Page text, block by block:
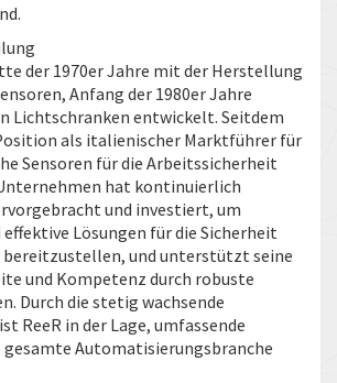
der 1970er Jahre mit der Herstellung
Anfang der 1980er Jahre
Lichtschranken entwickelt. Seitdem
als italienischer Marktführer für
Sensoren für die Arbeitssicherheit
hat kontinuierlich
und investiert, um
effektive Lösungen für die Sicherheit
und unterstützt seine
und Kompetenz durch robuste
Durch die stetig wachsende
ReeR in der Lage, umfassende
gesamte Automatisierungsbranche